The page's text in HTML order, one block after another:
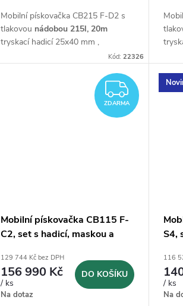
Mobilní pískovačka CB215 F-D2 s
tlakovou nádobou 215l, 20m
tryskací hadicí 25x40 mm ,
ochrannou
Start/Stop
Kód:22326
ZDARMA
Mobilní pískovačka CB115 F-
C2, set s hadicí, maskou a
129 744 Kč bez DPH
156 990 Kč
/ ks
Na dotaz
DO KOŠÍKU
S4,
116
/ ks
Na